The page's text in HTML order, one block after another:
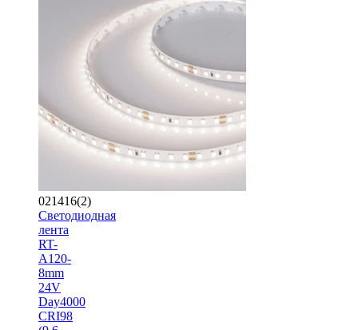
021416(2)
Светодиодная
лента
RT-
A120-
8mm
24V
Day4000
CRI98